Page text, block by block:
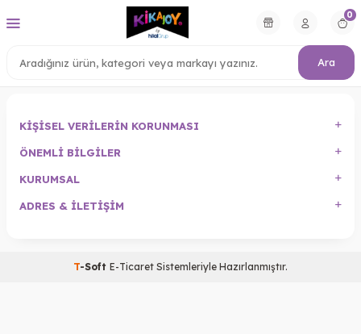
Ara
0
KIŞISEL VERILERIN KORUNMASI
ÖNEMLI BILGILER
KURUMSAL
ADRES & İLETIŞIM
T-Soft E-Ticaret Sistemleriyle Hazırlanmıştır.